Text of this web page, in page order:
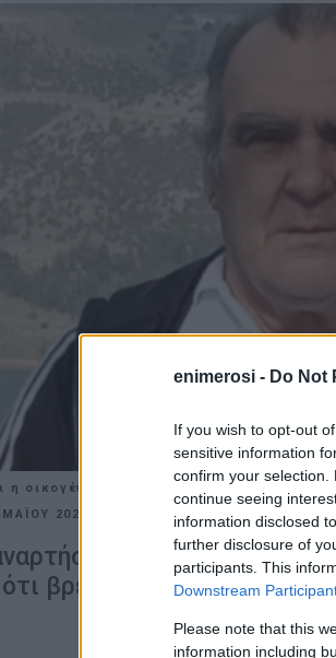
enimerosi - Do Not
If you wish to opt-out
sensitive information
confirm your
continue seeing
information disclosed
further disclosure of
participants. This
Downstream
Please note that this
information including
η οικογένειά του προς οποινδήποτε
ΜΑΪ́ΟΥ 2021
της
βρέθηκε η μηχανή του